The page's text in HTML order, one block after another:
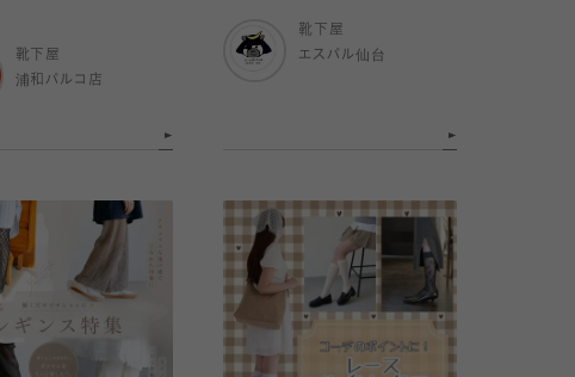
靴下屋
浦和パルコ店
靴下屋
エスパル仙台